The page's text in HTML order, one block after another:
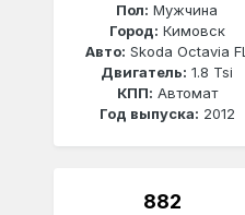
Пол: Мужчина
Город: Кимовск
Авто: Skoda Octavia FL
Двигатель: 1.8 Tsi
КПП: Автомат
Год выпуска: 2012
882